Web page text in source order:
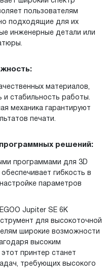
пользователям
подходящие для их
инженерные детали или
материалов,
и стабильность работы.
механика гарантируют
печати.
решений:
программами для 3D
гибкость в
параметров
Jupiter SE 6K
для высокоточной
широкие возможности
высоким
принтер станет
требующих высокого